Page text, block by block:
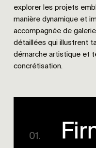
explorer les projets
manière dynamique et
accompagnée de
détaillées qui illustrent
démarche artistique et
concrétisation.